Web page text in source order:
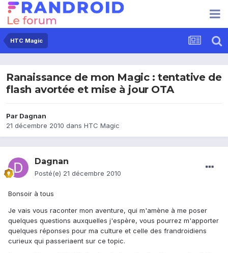
HTC Magic
Ranaissance de mon Magic : tentative de
flash avortée et mise à jour OTA
Par Dagnan
21 décembre 2010 dans HTC Magic
Dagnan
Posté(e) 21 décembre 2010
Bonsoir à tous
Je vais vous raconter mon aventure, qui m'amène à me poser
quelques questions auxquelles j'espère, vous pourrez m'apporter
quelques réponses pour ma culture et celle des frandroidiens
curieux qui passeriaent sur ce topic.